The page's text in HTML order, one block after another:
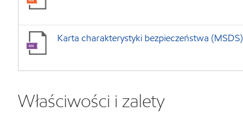
Karta charakterystyki bezpieczeństwa (MSDS)
Właściwości i zalety